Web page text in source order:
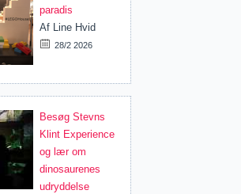
paradis
Af Line Hvid
28/2 2026
Besøg Stevns
Klint Experience
og lær om
dinosaurenes
udryddelse